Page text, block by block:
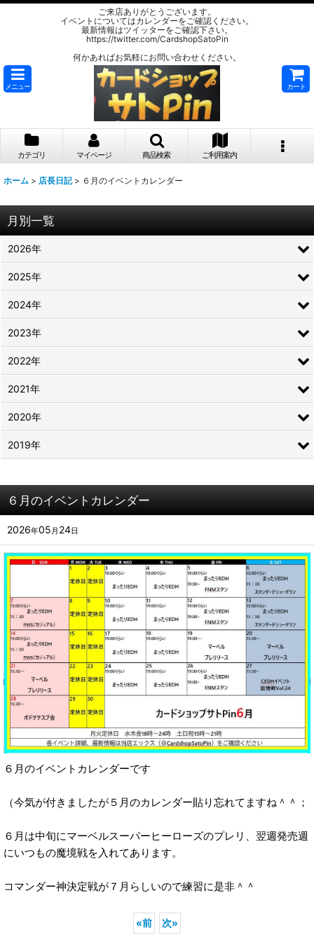
ご来店ありがとうございます。
イベントについてはカレンダーをご確認ください。
最新情報はツイッターをご確認下さい。
https://twitter.com/CardshopSatoPin
何かあればお気軽にお問い合わせください。
メニュー カート
カテゴリ マイページ 商品検索 ご利用案内
ホーム > 店長日記 > ６月のイベントカレンダー
６月のイベントカレンダー
2026年05 月 24日
６月のイベントカレンダーです
（今気が付きましたが５月のカレンダー貼り忘れてますね＾＾；
６月は中旬にマーベルスーパーヒーローズのプレリ、翌週発売週
にいつもの魔境戦を入れてあります。
コマンダー神決定戦が７月らしいので練習に是非＾＾
«前 次»
月別一覧
2026年
2025年
2024年
2023年
2022年
2021年
2020年
2019年